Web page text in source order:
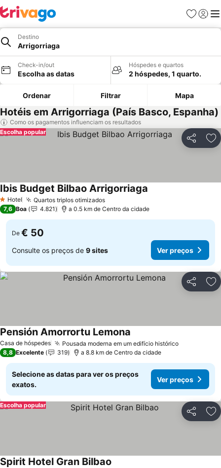
Favoritos
Iniciar
Destino
Arrigorriaga
Check-in/out
Escolha as datas
Hóspedes e quartos
2 hóspedes, 1 quarto.
Ordenar Filtrar Mapa
Hotéis em Arrigorriaga (País Basco, Espanha)
Como os pagamentos influenciam os resultados
Partilhar
Escolha popular
1 Estrelas
Hotel Quartos triplos otimizadosVer preços
Ibis Budget Bilbao Arrigorriaga
7,6 Boa 4.821 a 0.5 km de Centro da cidade
De € 50
Consulte os preços de 9 sites Ver preços
Partilhar
Casa de hóspedes Pousada moderna em um edifício históricoVer preços
Pensión Amorrortu Lemona
8,8 Excelente 319 a 8.8 km de Centro da cidade
Selecione as datas para ver os preços
exatos.
Ver preços
Partilhar
Escolha popular
Spirit Hotel Gran Bilbao